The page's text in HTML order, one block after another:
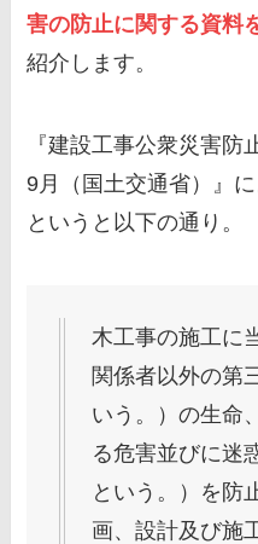
害の防止に関する資料
紹介します。
『建設工事公衆災害
9月（国土交通省）』
というと以下の通り。
木工事の施工に
関係者以外の第
いう。）の生命
る危害並びに迷
という。）を防
画、設計及び施